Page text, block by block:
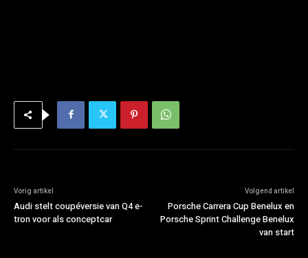
Vorig artikel
Audi stelt coupéversie van Q4 e-
tron voor als conceptcar
Volgend artikel
Porsche Carrera Cup Benelux en
Porsche Sprint Challenge Benelux
van start